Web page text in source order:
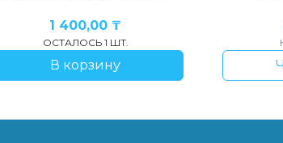
1 400,00 ₸
ОСТАЛОСЬ 1 ШТ.
В корзину